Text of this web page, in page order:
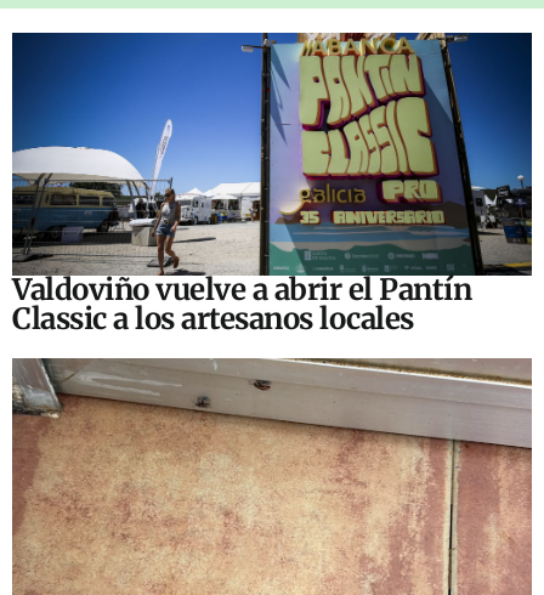
Valdoviño vuelve a abrir el Pantín
Classic a los artesanos locales